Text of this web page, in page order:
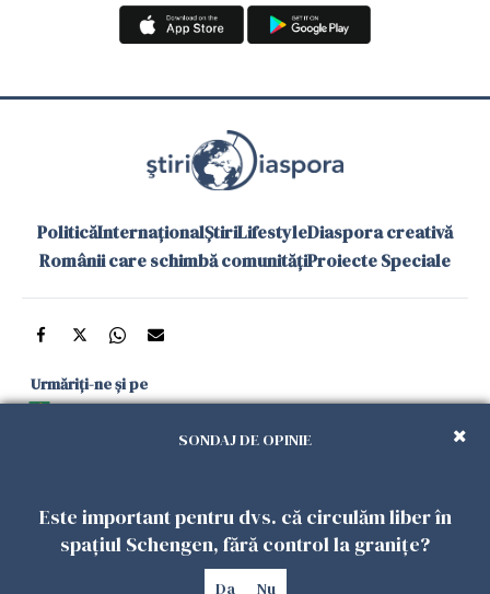
PoliticăInternaționalȘtiriLifestyleDiaspora creativă
Românii care schimbă comunitățiProiecte Speciale
Urmăriți-ne și pe
și în aplicațiile mobile
Politica de
confidențialitate
Politica
Cookies
Gestionați
Contact
Declarație de
accesibilitate
SONDAJ DE OPINIE
Este important pentru dvs. că circulăm liber în
spațiul Schengen, fără control la granițe?
Da Nu